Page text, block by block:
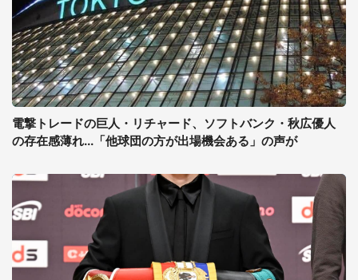
電撃トレードの巨人・リチャード、ソフトバンク・秋広優人
の存在感薄れ...「他球団の方が出場機会ある」の声が